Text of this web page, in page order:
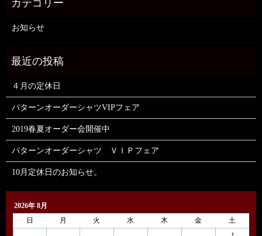
お知らせ
４月の定休日
パターンオーダーシャツVIPフェア
2019春夏オーダー会開催中
パターンオーダーシャツ ＶＩＰフェア
10月定休日のお知らせ。
2026年 8月
日
月 火 水 木 金
土